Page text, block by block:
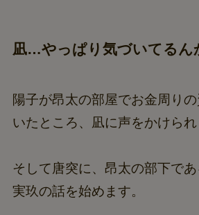
凪…やっぱり気づいてる
陽子が昂太の部屋でお金周り
いたところ、凪に声をかけられ
そして唐突に、昂太の部下であ
実玖の話を始めます。